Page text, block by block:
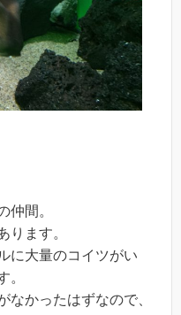
仲間。
ります。
に大量のコイツがい
。
なかったはずなので、